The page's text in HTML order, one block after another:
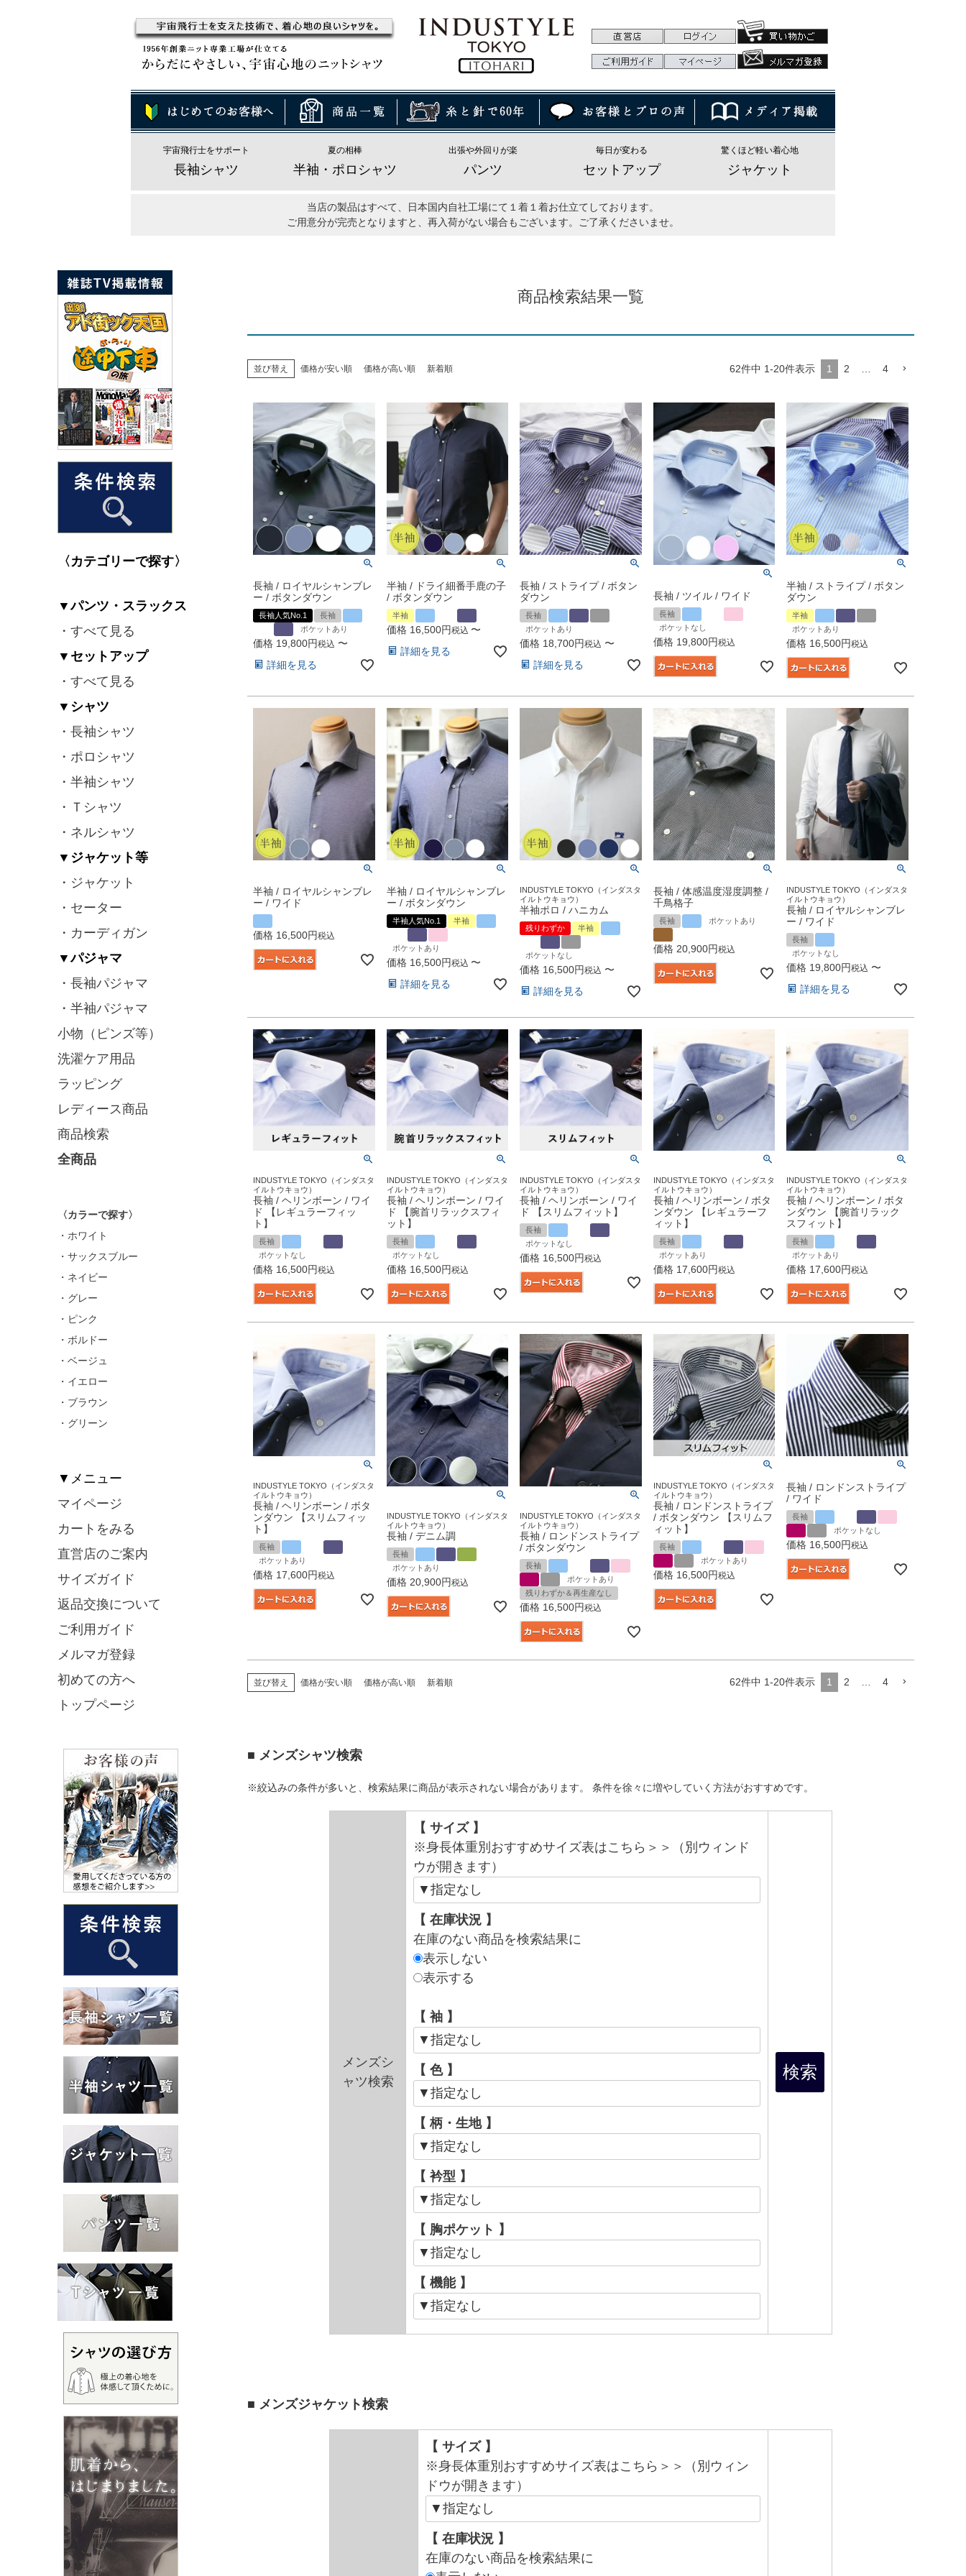
宇宙飛行士をサポート
長袖シャツ
夏の相棒
半袖・ポロシャツ
出張や外回りが楽
パンツ
毎日が変わる
セットアップ
驚くほど軽い着心地
ジャケット
当店の製品はすべて、日本国内自社工場にて１着１着お仕立てしております。
ご用意分が完売となりますと、再入荷がない場合もございます。ご了承くださいませ。
〈カテゴリーで探す〉
▼パンツ・スラックス
・すべて見る
▼セットアップ
・すべて見る
▼シャツ
・長袖シャツ
・ポロシャツ
・半袖シャツ
・Ｔシャツ
・ネルシャツ
▼ジャケット等
・ジャケット
・セーター
・カーディガン
▼パジャマ
・長袖パジャマ
・半袖パジャマ
小物（ピンズ等）
洗濯ケア用品
ラッピング
レディース商品
商品検索
全商品
〈カラーで探す〉
・ホワイト
・サックスブルー
・ネイビー
・グレー
・ピンク
・ボルドー
・ベージュ
・イエロー
・ブラウン
・グリーン
▼メニュー
マイページ
カートをみる
直営店のご案内
サイズガイド
返品交換について
ご利用ガイド
メルマガ登録
初めての方へ
トップページ
商品検索結果一覧
並び替え 価格が安い順 価格が高い順 新着順 62件中 1-20件表示 1 2 4
長袖 / ロイヤルシャンブレ
ー / ボタンダウン
長袖人気No.1
長袖
ポケットあり
価格 19,800 税込 〜
詳細を見る
半袖 / ドライ細番手鹿の子
/ ボタンダウン
半袖
価格 16,500 税込 〜
詳細を見る
長袖 / ストライプ / ボタン
ダウン
長袖
ポケットあり
価格 18,700 税込 〜
詳細を見る
長袖 / ツイル / ワイド
長袖
ポケットなし
価格 19,800 税込
半袖 / ストライプ / ボタン
ダウン
半袖
ポケットあり
価格 16,500 税込
半袖 / ロイヤルシャンブレ
ー / ワイド
価格 16,500 税込
半袖 / ロイヤルシャンブレ
ー / ボタンダウン
半袖人気No.1 半袖
ポケットあり
価格 16,500 税込 〜
詳細を見る
INDUSTYLE TOKYO（インダスタ
イルトウキョウ）
半袖ポロ / ハニカム
残りわずか 半袖
ポケットなし
価格 16,500 税込 〜
詳細を見る
長袖 / 体感温度湿度調整 /
千鳥格子
長袖 ポケットあり
価格 20,900 税込
INDUSTYLE TOKYO（インダスタ
イルトウキョウ）
長袖 / ロイヤルシャンブレ
ー / ワイド
長袖
ポケットなし
価格 19,800 税込 〜
詳細を見る
INDUSTYLE TOKYO（インダスタ
イルトウキョウ）
長袖 / ヘリンボーン / ワイ
ド 【レギュラーフィッ
ト】
長袖
ポケットなし
価格 16,500 税込
INDUSTYLE TOKYO（インダスタ
イルトウキョウ）
長袖 / ヘリンボーン / ワイ
ド 【腕首リラックスフィ
ット】
長袖
ポケットなし
価格 16,500 税込
INDUSTYLE TOKYO（インダスタ
イルトウキョウ）
長袖 / ヘリンボーン / ワイ
ド 【スリムフィット】
長袖
ポケットなし
価格 16,500 税込
INDUSTYLE TOKYO（インダスタ
イルトウキョウ）
長袖 / ヘリンボーン / ボタ
ンダウン 【レギュラーフ
ィット】
長袖
ポケットあり
価格 17,600 税込
INDUSTYLE TOKYO（インダスタ
イルトウキョウ）
長袖 / ヘリンボーン / ボタ
ンダウン 【腕首リラック
スフィット】
長袖
ポケットあり
価格 17,600 税込
INDUSTYLE TOKYO（インダスタ
イルトウキョウ）
長袖 / ヘリンボーン / ボタ
ンダウン 【スリムフィッ
ト】
長袖
ポケットあり
価格 17,600 税込
INDUSTYLE TOKYO（インダスタ
イルトウキョウ）
長袖 / デニム調
長袖
ポケットあり
価格 20,900 税込
INDUSTYLE TOKYO（インダスタ
イルトウキョウ）
長袖 / ロンドンストライプ
/ ボタンダウン
長袖
ポケットあり
残りわずか＆再生産なし
価格 16,500 税込
INDUSTYLE TOKYO（インダスタ
イルトウキョウ）
長袖 / ロンドンストライプ
/ ボタンダウン 【スリムフ
ィット】
長袖
ポケットあり
価格 16,500 税込
長袖 / ロンドンストライプ
/ ワイド
長袖
ポケットなし
価格 16,500 税込
並び替え 価格が安い順 価格が高い順 新着順 62件中 1-20件表示 1 2 … 4
■ メンズシャツ検索
※絞込みの条件が多いと、検索結果に商品が表示されない場合があります。 条件を徐々に増やしていく方法がおすすめです。
メンズシ
ャツ検索
【 サイズ 】
※身長体重別おすすめサイズ表はこちら＞＞（別ウィンド
ウが開きます）
【 在庫状況 】
在庫のない商品を検索結果に
表示しない
表示する
【 袖 】
【 色 】
【 柄・生地 】
【 衿型 】
【 胸ポケット 】
【 機能 】
■ メンズジャケット検索
【 サイズ 】
※身長体重別おすすめサイズ表はこちら＞＞（別ウィン
ドウが開きます）
【 在庫状況 】
在庫のない商品を検索結果に